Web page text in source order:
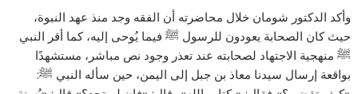
وأكد الدكتور شومان خلال محاضرته أن الفقه وجد منذ عهد النبوة،
حيث كان الصحابة يعودون للرسول ﷺ فيما يُوحى إليه، كما أقر النبي
ﷺ منهجية الاجتهاد لصحابته عند تعذر وجود نص مباشر، مستشهدًا
بواقعة إرسال سيدنا معاذ بن جبل إلى اليمن، حين سأله النبي ﷺ: